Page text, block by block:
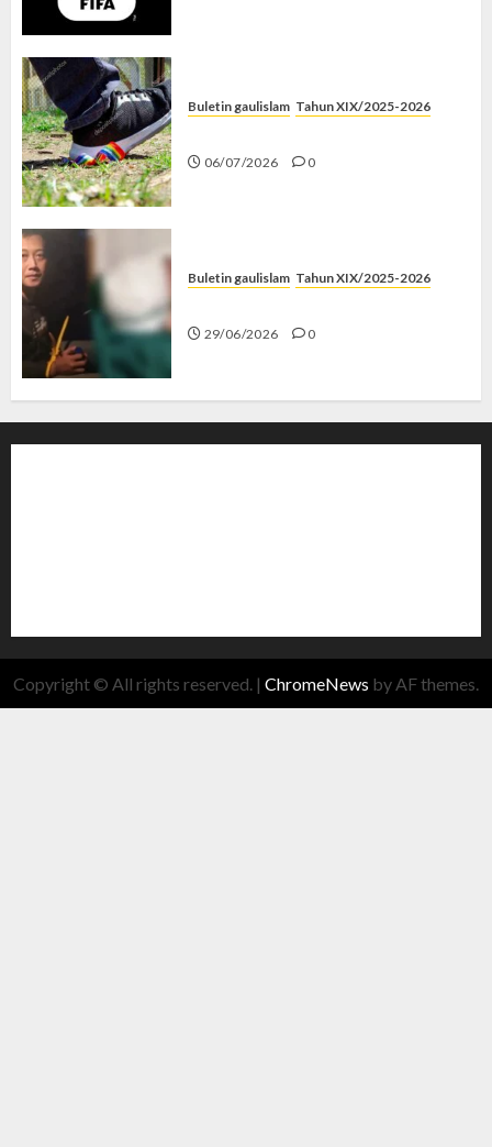
Buletin gaulislam Tahun XIX/2025-2026
06/07/2026 0
Buletin gaulislam Tahun XIX/2025-2026
29/06/2026 0
Copyright © All rights reserved. | ChromeNews by AF themes.